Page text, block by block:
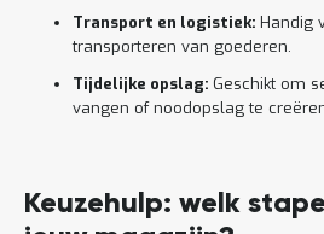
Transport en logistiek: Handig
transporteren van goederen.
Tijdelijke opslag: Geschikt om
vangen of noodopslag te
Keuzehulp: welk